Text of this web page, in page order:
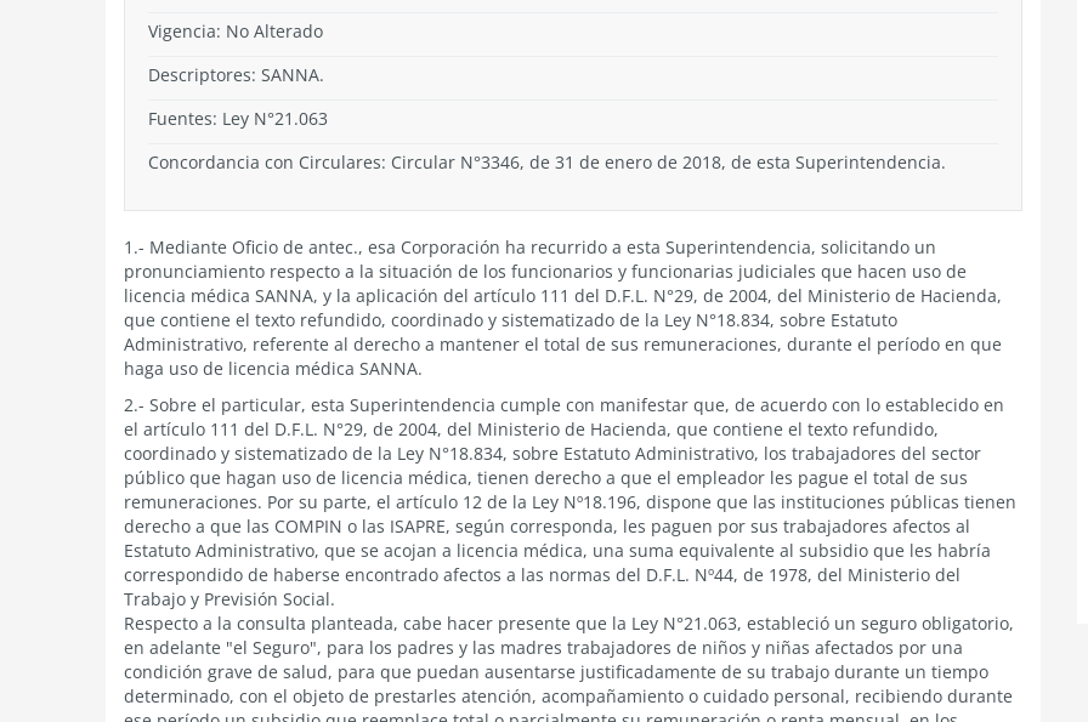
Vigencia: No Alterado
Descriptores: SANNA.
Fuentes: Ley N°21.063
Concordancia con Circulares: Circular N°3346, de 31 de enero de 2018, de esta Superintendencia.
1.- Mediante Oficio de antec., esa Corporación ha recurrido a esta Superintendencia, solicitando un
pronunciamiento respecto a la situación de los funcionarios y funcionarias judiciales que hacen uso de
licencia médica SANNA, y la aplicación del artículo 111 del D.F.L. N°29, de 2004, del Ministerio de Hacienda,
que contiene el texto refundido, coordinado y sistematizado de la Ley N°18.834, sobre Estatuto
Administrativo, referente al derecho a mantener el total de sus remuneraciones, durante el período en que
haga uso de licencia médica SANNA.
2.- Sobre el particular, esta Superintendencia cumple con manifestar que, de acuerdo con lo establecido en
el artículo 111 del D.F.L. N°29, de 2004, del Ministerio de Hacienda, que contiene el texto refundido,
coordinado y sistematizado de la Ley N°18.834, sobre Estatuto Administrativo, los trabajadores del sector
público que hagan uso de licencia médica, tienen derecho a que el empleador les pague el total de sus
remuneraciones. Por su parte, el artículo 12 de la Ley Nº18.196, dispone que las instituciones públicas tienen
derecho a que las COMPIN o las ISAPRE, según corresponda, les paguen por sus trabajadores afectos al
Estatuto Administrativo, que se acojan a licencia médica, una suma equivalente al subsidio que les habría
correspondido de haberse encontrado afectos a las normas del D.F.L. Nº44, de 1978, del Ministerio del
Trabajo y Previsión Social.
Respecto a la consulta planteada, cabe hacer presente que la Ley N°21.063, estableció un seguro obligatorio,
en adelante "el Seguro", para los padres y las madres trabajadores de niños y niñas afectados por una
condición grave de salud, para que puedan ausentarse justificadamente de su trabajo durante un tiempo
determinado, con el objeto de prestarles atención, acompañamiento o cuidado personal, recibiendo durante